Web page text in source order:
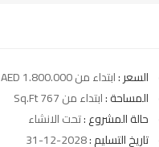
السعر :ابتداء من AED 1.800.000
المساحة :
حالة المشروع :تحت الانشاء
تاريخ التسليم :2028-12-31